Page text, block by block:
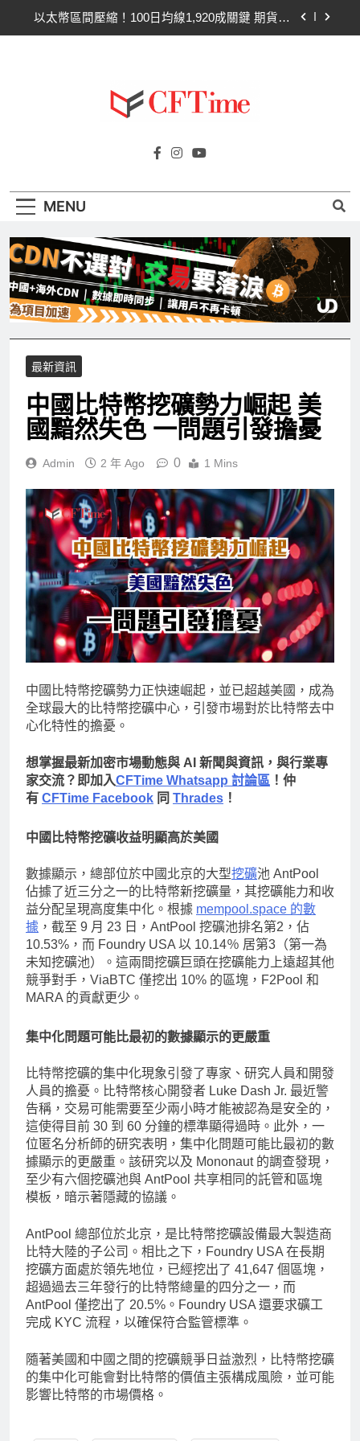
以太幣區間壓縮！100日均線1,920成關鍵 期貨槓
比特幣ETF三日吸金6.26億美元！貝萊德IBIT獨佔
4.79億，華爾街重拾信心
以太幣區間壓縮！100日均線1,920成關鍵 期貨槓
比特幣收復64000美元！拋售三日即反轉！短期持
4.79億，華爾街重拾信心
CLARITY法案最後闖關！開發者免責與總統道德條
款成兩大障礙
Cftime.io
AI（ChatGPT）、區塊鏈、NFT、加密貨
MENU
最新資訊
中國比特幣挖礦勢力崛起 美
國黯然失色 一問題引發擔憂
Admin 2 年 Ago 0 1 Mins
中國比特幣挖礦勢力正快速崛起，並已超越美國，成為
全球最大的比特幣挖礦中心，引發市場對於比特幣去中
心化特性的擔憂。
想掌握最新加密市場動態與 AI 新聞與資訊，與行業專
家交流？即加入CFTime Whatsapp 討論區 ！仲
有 CFTime Facebook 同 Thrades ！
中國比特幣挖礦收益明顯高於美國
數據顯示，總部位於中國北京的大型挖礦池 AntPool
佔據了近三分之一的比特幣新挖礦量，其挖礦能力和收
益分配呈現高度集中化。根據 mempool.space 的數
據 ，截至 9 月 23 日，AntPool 挖礦池排名第2，佔
10.53%，而 Foundry USA 以 10.14％ 居第3（第一為
未知挖礦池）。這兩間挖礦巨頭在挖礦能力上遠超其他
競爭對手，ViaBTC 僅挖出 10% 的區塊，F2Pool 和
MARA 的貢獻更少。
集中化問題可能比最初的數據顯示的更嚴重
比特幣挖礦的集中化現象引發了專家、研究人員和開發
人員的擔憂。比特幣核心開發者 Luke Dash Jr. 最近警
告稱，交易可能需要至少兩小時才能被認為是安全的，
這使得目前 30 到 60 分鐘的標準顯得過時。此外，一
位匿名分析師的研究表明，集中化問題可能比最初的數
據顯示的更嚴重。該研究以及 Mononaut 的調查發現，
至少有六個挖礦池與 AntPool 共享相同的託管和區塊
模板，暗示著隱藏的協議。
AntPool 總部位於北京，是比特幣挖礦設備最大製造商
比特大陸的子公司。相比之下，Foundry USA 在長期
挖礦方面處於領先地位，已經挖出了 41,647 個區塊，
超過過去三年發行的比特幣總量的四分之一，而
AntPool 僅挖出了 20.5%。Foundry USA 還要求礦工
完成 KYC 流程，以確保符合監管標準。
隨著美國和中國之間的挖礦競爭日益激烈，比特幣挖礦
的集中化可能會對比特幣的價值主張構成風險，並可能
影響比特幣的市場價格。